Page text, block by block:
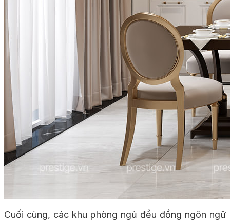
Cuối cùng, các khu phòng ngủ đều đồng ngôn ngữ